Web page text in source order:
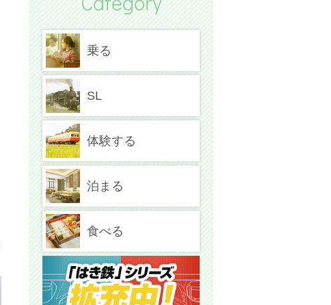
乗る
SL
体験する
泊まる
食べる